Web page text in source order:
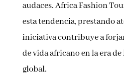
audaces. Africa Fashion
esta tendencia, prestando
iniciativa contribuye a
de vida africano en la era
global.